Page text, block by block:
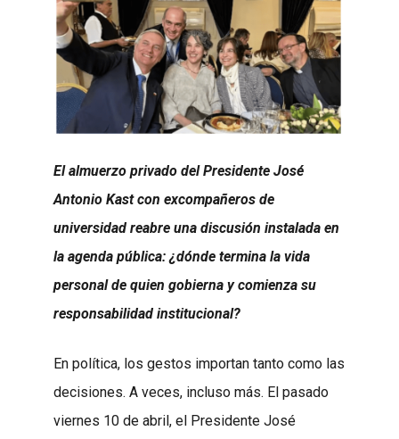
El almuerzo privado del Presidente José
Antonio Kast con excompañeros de
universidad reabre una discusión instalada en
la agenda pública: ¿dónde termina la vida
personal de quien gobierna y comienza su
responsabilidad institucional?
En política, los gestos importan tanto como las
decisiones. A veces, incluso más. El pasado
viernes 10 de abril, el Presidente José